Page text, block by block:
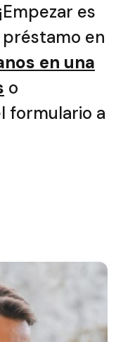
es
en
en una
o
formulario a